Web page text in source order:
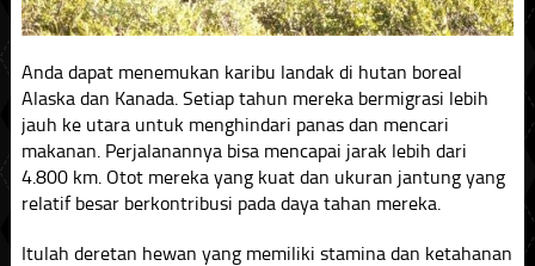
Anda dapat menemukan karibu landak di hutan boreal
Alaska dan Kanada. Setiap tahun mereka bermigrasi lebih
jauh ke utara untuk menghindari panas dan mencari
makanan. Perjalanannya bisa mencapai jarak lebih dari
4.800 km. Otot mereka yang kuat dan ukuran jantung yang
relatif besar berkontribusi pada daya tahan mereka.
Itulah deretan hewan yang memiliki stamina dan ketahanan